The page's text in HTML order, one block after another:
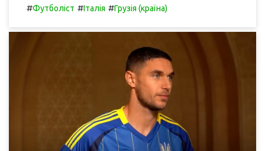
#Футболіст #Італія #Грузія (країна)